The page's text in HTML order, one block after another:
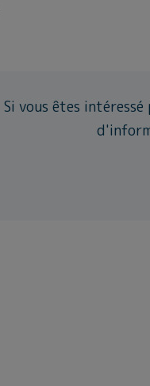
Si vous êtes